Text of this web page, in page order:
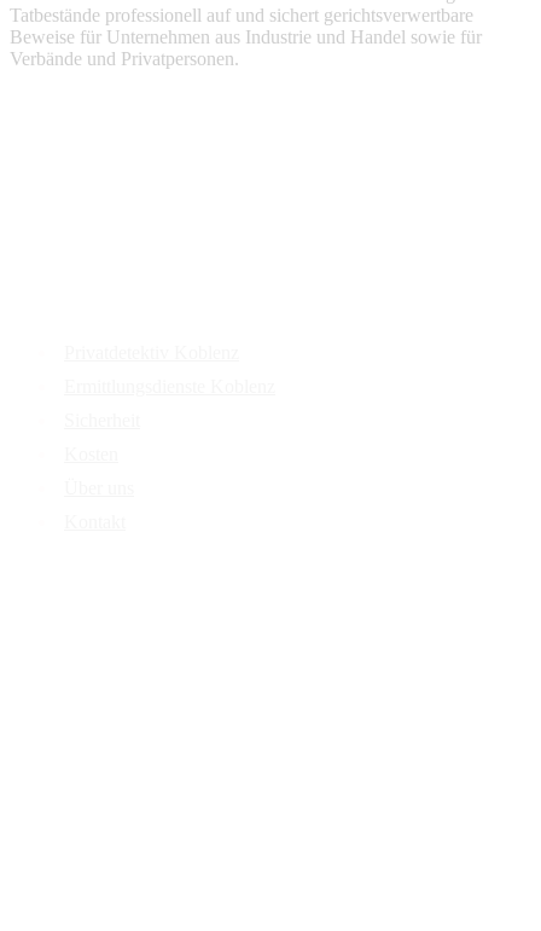
Tatbestände professionell auf und sichert gerichtsverwertbare
Beweise für Unternehmen aus Industrie und Handel sowie für
Verbände und Privatpersonen.